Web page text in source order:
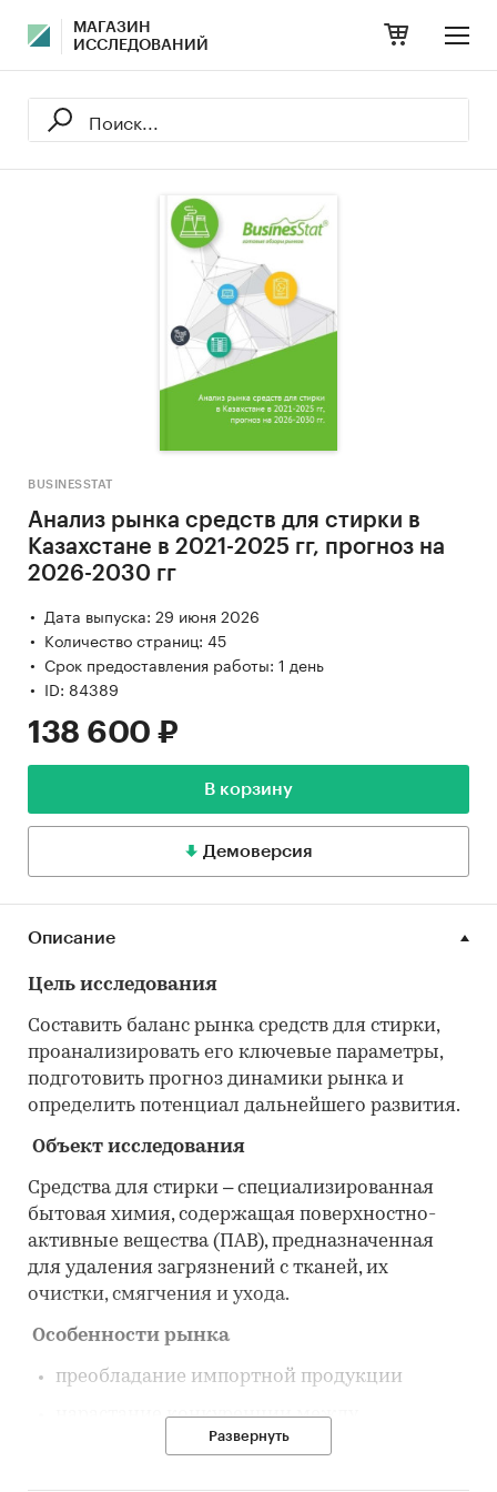
МАГАЗИН
ИССЛЕДОВАНИЙ
BUSINESSTAT
Анализ рынка средств для стирки в
Казахстане в 2021-2025 гг, прогноз на
2026-2030 гг
Дата выпуска: 29 июня 2026
Количество страниц: 45
Срок предоставления работы: 1 день
ID: 84389
138 600 ₽
В корзину
Демоверсия
Описание
Цель исследования
Составить баланс рынка средств для стирки,
проанализировать его ключевые параметры,
подготовить прогноз динамики рынка и
определить потенциал дальнейшего развития.
Объект исследования
Средства для стирки – специализированная
бытовая химия, содержащая поверхностно-
активные вещества (ПАВ), предназначенная
для удаления загрязнений с тканей, их
очистки, смягчения и ухода.
Особенности рынка
преобладание импортной продукции
нарастание конкуренции между
зарубежными и локальными брендами
Развернуть